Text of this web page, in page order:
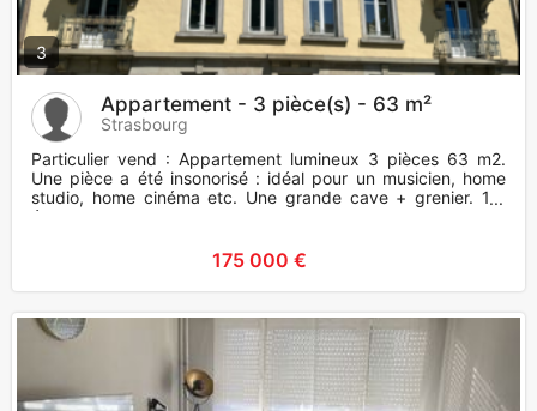
3
Appartement - 3 pièce(s) - 63 m²
Strasbourg
Particulier vend : Appartement lumineux 3 pièces 63 m2.
Une pièce a été insonorisé : idéal pour un musicien, home
studio, home cinéma etc. Une grande cave + grenier. 1er
étag
175 000 €